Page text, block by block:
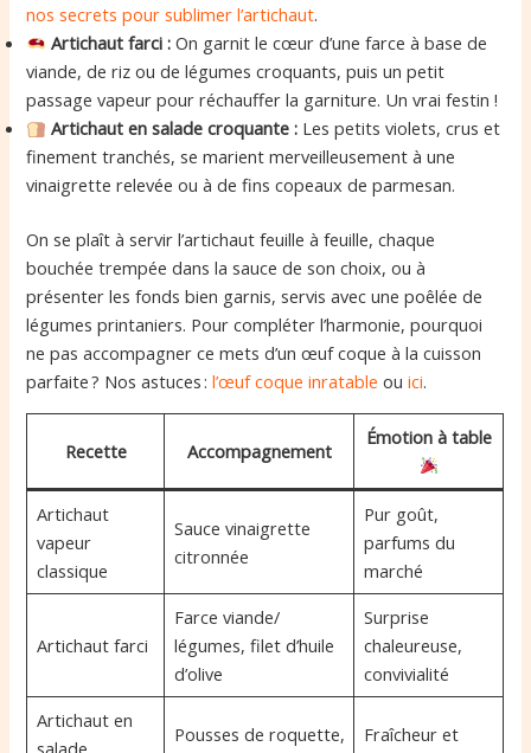
nos secrets pour sublimer l’artichaut.
Artichaut farci : On garnit le cœur d’une farce à base de
viande, de riz ou de légumes croquants, puis un petit
passage vapeur pour réchauffer la garniture. Un vrai festin !
Artichaut en salade croquante : Les petits violets, crus et
finement tranchés, se marient merveilleusement à une
vinaigrette relevée ou à de fins copeaux de parmesan.
On se plaît à servir l’artichaut feuille à feuille, chaque
bouchée trempée dans la sauce de son choix, ou à
présenter les fonds bien garnis, servis avec une poêlée de
légumes printaniers. Pour compléter l’harmonie, pourquoi
ne pas accompagner ce mets d’un œuf coque à la cuisson
parfaite ? Nos astuces :l’œuf coque inratable ouici.
Recette Accompagnement
Émotion à table
Artichaut
vapeur
classique
Sauce vinaigrette
citronnée
Pur goût,
parfums du
marché
Artichaut farci
Farce viande/
légumes, filet d’huile
d’olive
Surprise
chaleureuse,
convivialité
Artichaut en
salade
Pousses de roquette,
Fraîcheur et